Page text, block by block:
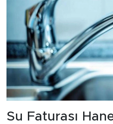
Su Faturası